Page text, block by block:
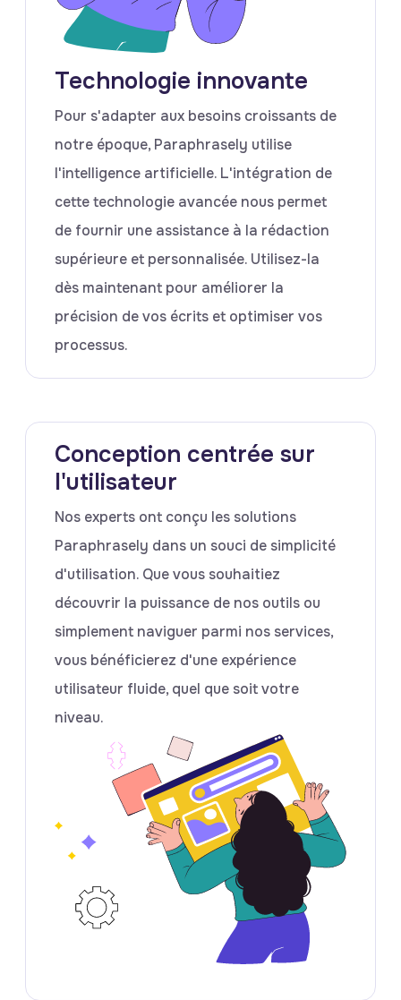
Technologie innovante
Pour s'adapter aux besoins croissants de
notre époque, Paraphrasely utilise
l'intelligence artificielle. L'intégration de
cette technologie avancée nous permet
de fournir une assistance à la rédaction
supérieure et personnalisée. Utilisez-la
dès maintenant pour améliorer la
précision de vos écrits et optimiser vos
processus.
Conception centrée sur
l'utilisateur
Nos experts ont conçu les solutions
Paraphrasely dans un souci de simplicité
d'utilisation. Que vous souhaitiez
découvrir la puissance de nos outils ou
simplement naviguer parmi nos services,
vous bénéficierez d'une expérience
utilisateur fluide, quel que soit votre
niveau.